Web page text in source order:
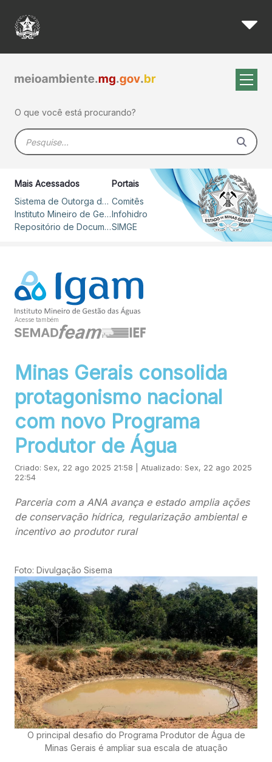
Pular para o Conteúdo principal
Minas Gerais consolida
O que você está procurando?
Barra de busca
Mais Acessados
Sistema de Outorga de Direito de Uso de Recursos Hídricos – SOUT
Instituto Mineiro de Gestão das Águas
Repositório de Documentos
Portais
Comitês
Infohidro
SIMGE
Acesse também
Minas Gerais consolida
protagonismo nacional
com novo Programa
Produtor de Água
Criado: Sex, 22 ago 2025 21:58 | Atualizado: Sex, 22 ago 2025
22:54
Parceria com a ANA avança e estado amplia ações
de conservação hídrica, regularização ambiental e
incentivo ao produtor rural
Foto: Divulgação Sisema
O principal desafio do Programa Produtor de Água de
Minas Gerais é ampliar sua escala de atuação